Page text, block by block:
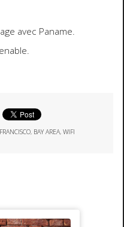
avec Paname.
, BAY AREA,WIFI